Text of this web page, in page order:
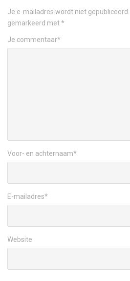
Je e-mailadres wordt niet gepubliceerd.
gemarkeerd met*
Je commentaar*
Voor- en achternaam*
E-mailadres*
Website